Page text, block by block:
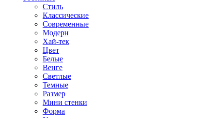
Стиль
Классические
Современные
Модерн
Хай-тек
Цвет
Белые
Венге
Светлые
Темные
Размер
Мини стенки
Форма